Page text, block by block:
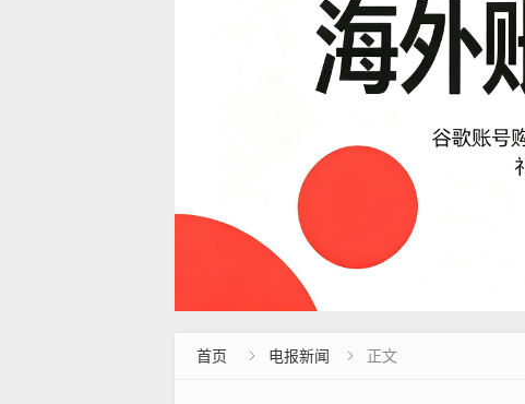
首页  电报新闻  正文